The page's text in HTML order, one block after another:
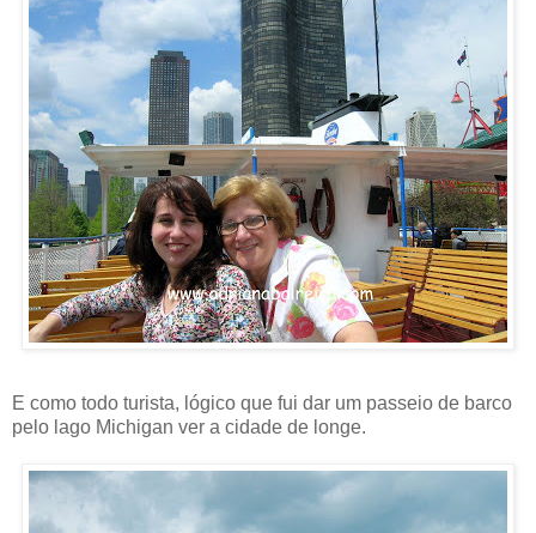
E como todo turista, lógico que fui dar um passeio de barco
pelo lago Michigan ver a cidade de longe.